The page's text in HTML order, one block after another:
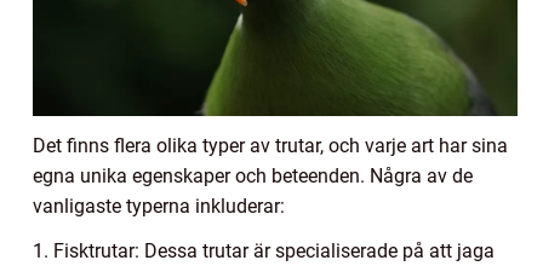
Det finns flera olika typer av trutar, och varje art har sina
egna unika egenskaper och beteenden. Några av de
vanligaste typerna inkluderar:
1. Fisktrutar: Dessa trutar är specialiserade på att jaga